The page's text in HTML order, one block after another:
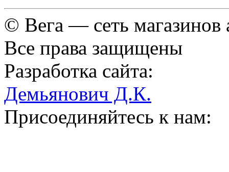
© Вега — сеть магазинов
Все права защищены
Разработка сайта:
Демьянович Д.К.
Присоединяйтесь к нам: